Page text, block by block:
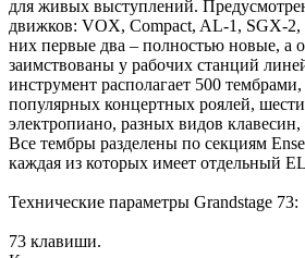
для живых выступлений.
движков: VOX, Compact, AL-1, SGX-
них первые два – полностью новые, а
заимствованы у рабочих станций
инструмент располагает 500
популярных концертных роялей,
электропиано, разных видов
Все тембры разделены по секциям
каждая из которых имеет отдельный
Технические параметры Grandstage 73:
73 клавиши.